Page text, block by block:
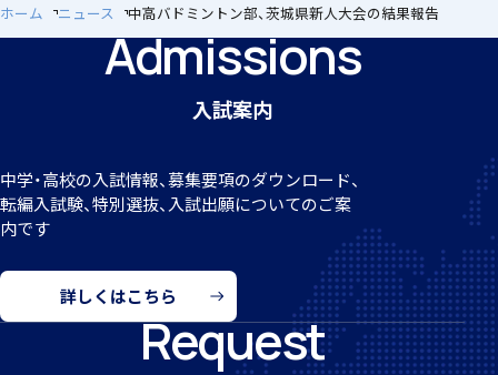
ホーム ニュース 中高バドミントン部、茨城県新人大会の結果報告
Admissions
入試案内
中学・高校の入試情報、募集要項のダウンロード、
転編入試験、特別選抜、入試出願についてのご案
内です
詳しくはこちら
Request
留学制度
希望制海外研修制度
帰国生支援